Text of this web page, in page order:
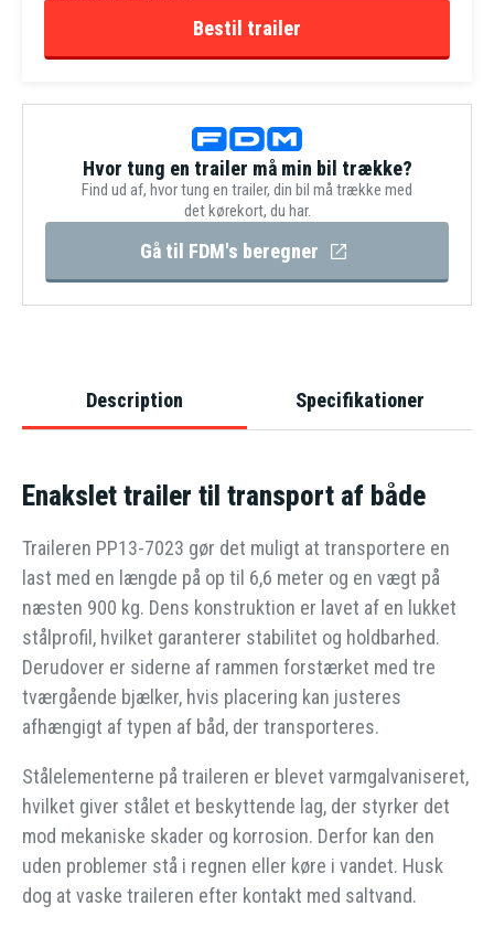
Bestil trailer
Hvor tung en trailer må min bil trække?
Find ud af, hvor tung en trailer, din bil må trække med
det kørekort, du har.
Gå til FDM's beregner
Description Specifikationer
Enakslet trailer til transport af både
Traileren PP13-7023 gør det muligt at transportere en
last med en længde på op til 6,6 meter og en vægt på
næsten 900 kg. Dens konstruktion er lavet af en lukket
stålprofil, hvilket garanterer stabilitet og holdbarhed.
Derudover er siderne af rammen forstærket med tre
tværgående bjælker, hvis placering kan justeres
afhængigt af typen af båd, der transporteres.
Stålelementerne på traileren er blevet varmgalvaniseret,
hvilket giver stålet et beskyttende lag, der styrker det
mod mekaniske skader og korrosion. Derfor kan den
uden problemer stå i regnen eller køre i vandet. Husk
dog at vaske traileren efter kontakt med saltvand.